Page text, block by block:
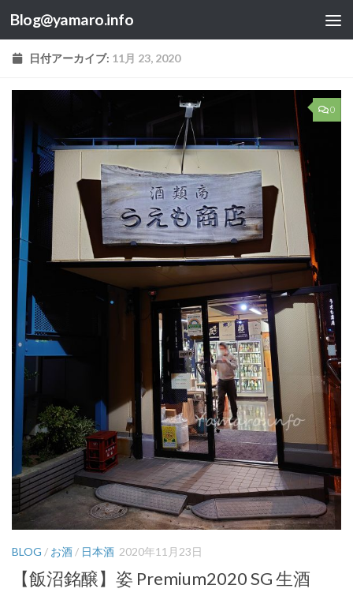
コンテンツへスキップ
Blog@yamaro.info
日付アーカイブ: 11月 23, 2020
0
BLOG / お酒 / 日本酒 2020年11月23日
【飯沼銘醸】姿 Premium2020 SG 生酒